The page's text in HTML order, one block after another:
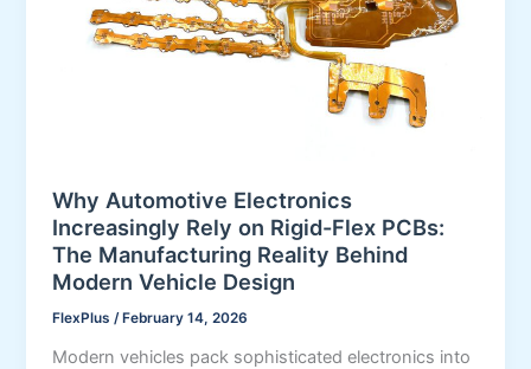
Why Automotive Electronics
Increasingly Rely on Rigid-Flex PCBs:
The Manufacturing Reality Behind
Modern Vehicle Design
FlexPlus/ February 14, 2026
Modern vehicles pack sophisticated electronics into